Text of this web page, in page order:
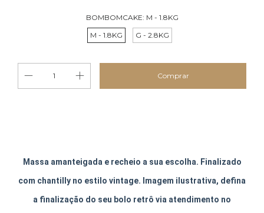
BOMBOMCAKE: M - 1.8KG
M - 1.8KG
G - 2.8KG
Massa amanteigada e recheio a sua escolha. Finalizado
com chantilly no estilo vintage. Imagem ilustrativa, defina
a finalização do seu bolo retrô via atendimento no